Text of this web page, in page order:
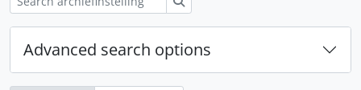
Advanced search options